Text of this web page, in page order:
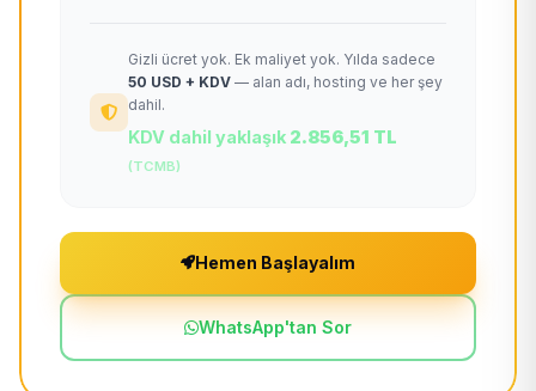
Gizli ücret yok. Ek maliyet yok. Yılda sadece
50 USD + KDV — alan adı, hosting ve her şey
dahil.
KDV dahil yaklaşık 2.856,51 TL
(TCMB)
Hemen Başlayalım
WhatsApp'tan Sor